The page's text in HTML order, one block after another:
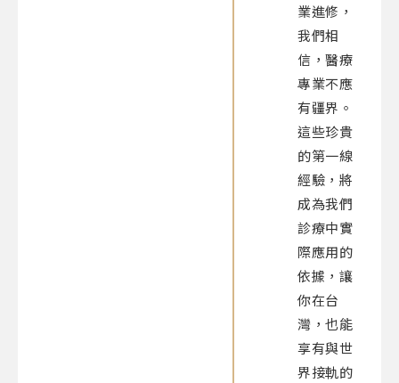
業進修，
我們相
信，醫療
專業不應
有疆界。
這些珍貴
的第一線
經驗，將
成為我們
診療中實
際應用的
依據，讓
你在台
灣，也能
享有與世
界接軌的